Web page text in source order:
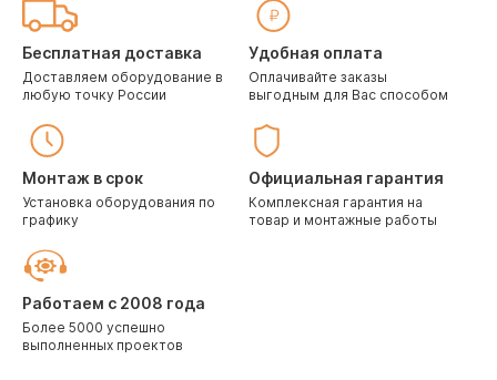
Бесплатная доставка
Доставляем оборудование в
любую точку России
Удобная оплата
Оплачивайте заказы
выгодным для Вас способом
Монтаж в срок
Установка оборудования по
графику
Официальная гарантия
Комплексная гарантия на
товар и монтажные работы
Работаем с 2008 года
Более 5000 успешно
выполненных проектов